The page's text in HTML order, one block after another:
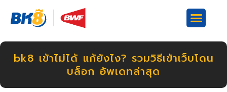
bk8 เข้าไม่ได้ แก้ยังไง? รวมวิธีเข้าเว็บโดน
บล็อก อัพเดทล่าสุด